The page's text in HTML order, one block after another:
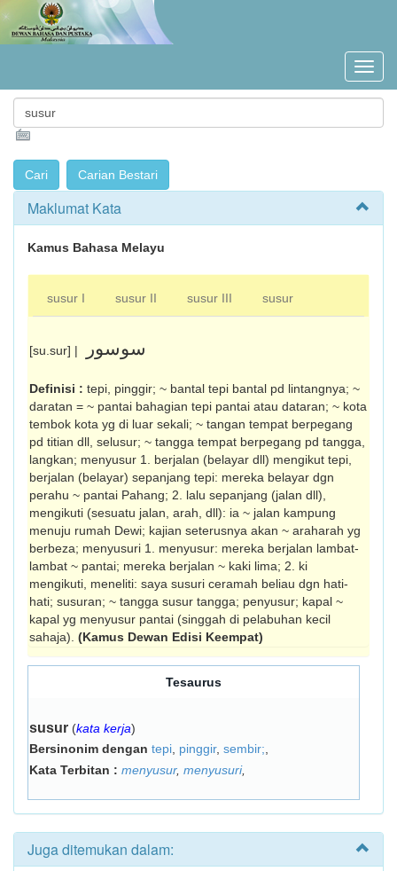
Maklumat Kata
Kamus Bahasa Melayu
susur I susur II susur III susur
[su.sur] | سوسور
Definisi : tepi, pinggir; ~ bantal tepi bantal pd lintangnya; ~
daratan = ~ pantai bahagian tepi pantai atau dataran; ~ kota
tembok kota yg di luar sekali; ~ tangan tempat berpegang
pd titian dll, selusur; ~ tangga tempat berpegang pd tangga,
langkan; menyusur 1. berjalan (belayar dll) mengikut tepi,
berjalan (belayar) sepanjang tepi: mereka belayar dgn
perahu ~ pantai Pahang; 2. lalu sepanjang (jalan dll),
mengikuti (sesuatu jalan, arah, dll): ia ~ jalan kampung
menuju rumah Dewi; kajian seterusnya akan ~ arah­arah yg
berbeza; menyusuri 1. menyusur: mereka berjalan lambat-
lambat ~ pantai; mereka berjalan ~ kaki lima; 2. ki
mengikuti, meneliti: saya susuri ceramah beliau dgn hati-
hati; susuran; ~ tangga susur tangga; penyusur; kapal ~
kapal yg menyusur pantai (singgah di pelabuhan kecil
sahaja). (Kamus Dewan Edisi Keempat)
Tesaurus
susur (kata kerja)
Bersinonim dengan tepi pinggir, sembir;
Kata Terbitan : menyusur, menyusuri,
Juga ditemukan dalam: